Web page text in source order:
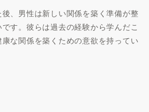
、男性は新しい関係を築く準備が整
す。彼らは過去の経験から学んだこ
な関係を築くための意欲を持ってい